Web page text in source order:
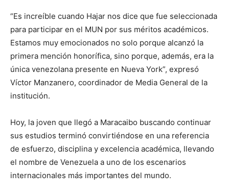
“Es increíble cuando Hajar nos dice que fue seleccionada
para participar en el MUN por sus méritos académicos.
Estamos muy emocionados no solo porque alcanzó la
primera mención honorífica, sino porque, además, era la
única venezolana presente en Nueva York”, expresó
Víctor Manzanero, coordinador de Media General de la
institución.
Hoy, la joven que llegó a Maracaibo buscando continuar
sus estudios terminó convirtiéndose en una referencia
de esfuerzo, disciplina y excelencia académica, llevando
el nombre de Venezuela a uno de los escenarios
internacionales más importantes del mundo.